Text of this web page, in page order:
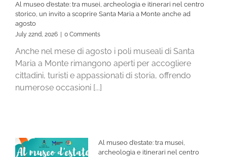
Al museo d’estate: tra musei, archeologia e itinerari nel centro
storico, un invito a scoprire Santa Maria a Monte anche ad
agosto
July 22nd, 2026 0 Comments
Anche nel mese di agosto i poli museali di Santa
Maria a Monte rimangono aperti per accogliere
cittadini, turisti e appassionati di storia, offrendo
numerose occasioni [...]
Al museo d’estate: tra musei,
archeologia e itinerari nel centro